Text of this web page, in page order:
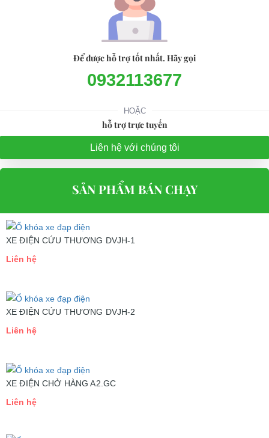
Để được hỗ trợ tốt nhất. Hãy gọi
0932113677
HOẶC
hỗ trợ trực tuyến
Liên hệ với chúng tôi
SẢN PHẨM BÁN CHẠY
XE ĐIỆN CỨU THƯƠNG DVJH-1
Liên hệ
XE ĐIỆN CỨU THƯƠNG DVJH-2
Liên hệ
XE ĐIỆN CHỞ HÀNG A2.GC
Liên hệ